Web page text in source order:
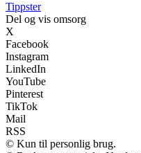
Tippster
Del og vis omsorg
X
Facebook
Instagram
LinkedIn
YouTube
Pinterest
TikTok
Mail
RSS
© Kun til personlig brug.